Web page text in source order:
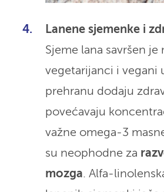
Lanene sjemenke i
Sjeme lana savršen je
vegetarijanci i vegani
prehranu dodaju
povećavaju
važne omega-3
su neophodne za
mozga. Alfa-